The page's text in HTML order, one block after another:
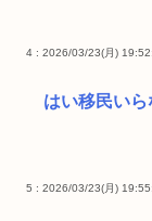
4 : 2026/03/23(月)
はい移民い
5 : 2026/03/23(月)